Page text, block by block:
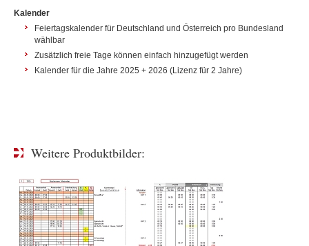
Kalender
Feiertagskalender für Deutschland und Österreich pro Bundesland
wählbar
Zusätzlich freie Tage können einfach hinzugefügt werden
Kalender für die Jahre 2025 + 2026 (Lizenz für 2 Jahre)
Weitere Produktbilder: